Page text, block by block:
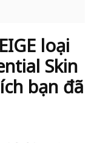
loại
Skin
bạn đã